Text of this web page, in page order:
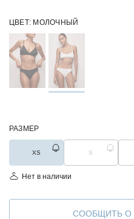
ЦВЕТ: МОЛОЧНЫЙ
РАЗМЕР
XS S
Нет в наличии
СООБЩИТЬ О